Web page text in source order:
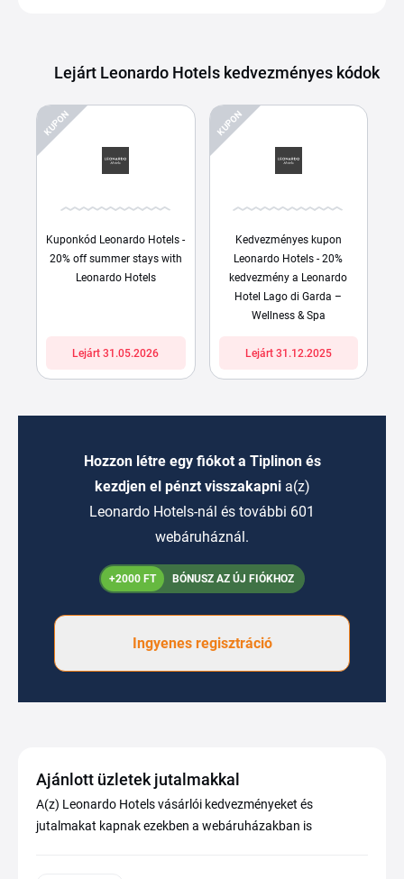
Lejárt Leonardo Hotels kedvezményes kódok
KUPON
Kuponkód Leonardo Hotels -
20% off summer stays with
Leonardo Hotels
Lejárt 31.05.2026
KUPON
Kedvezményes kupon
Leonardo Hotels - 20%
kedvezmény a Leonardo
Hotel Lago di Garda –
Wellness & Spa
Lejárt 31.12.2025
Hozzon létre egy fiókot a Tiplinon és
kezdjen el pénzt visszakapni a(z)
Leonardo Hotels-nál és további 601
webáruháznál.
+2000 FT BÓNUSZ AZ ÚJ FIÓKHOZ
Ingyenes regisztráció
Ajánlott üzletek jutalmakkal
A(z) Leonardo Hotels vásárlói kedvezményeket és
jutalmakat kapnak ezekben a webáruházakban is